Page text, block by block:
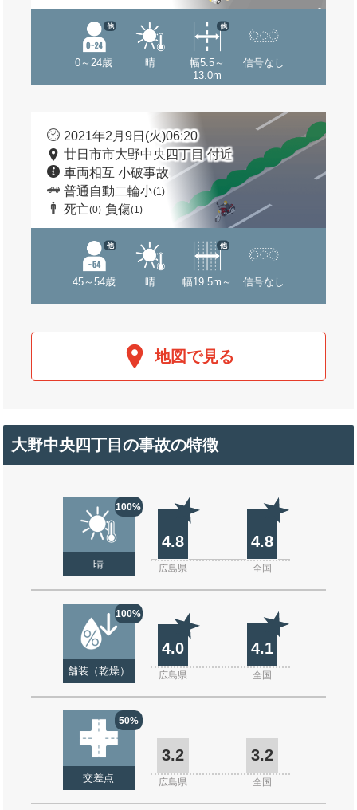
0～24歳
他
晴
幅5.5～
13.0m
他
信号なし
2021年2月9日(火)06:20
廿日市市大野中央四丁目 付近
車両相互 小破事故
普通自動二輪小(1)
死亡(0) 負傷(1)
45～54歳
他
晴 幅19.5m～
他
信号なし
地図で見る
大野中央四丁目の事故の特徴
100%
晴
4.8 4.8
広島県 全国
100%
舗装（乾燥）
4.0 4.1
広島県 全国
50%
交差点
3.2 3.2
広島県 全国